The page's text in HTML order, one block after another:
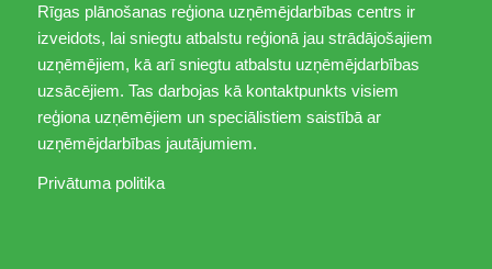
Rīgas plānošanas reģiona uzņēmējdarbības centrs ir
izveidots, lai sniegtu atbalstu reģionā jau strādājošajiem
uzņēmējiem, kā arī sniegtu atbalstu uzņēmējdarbības
uzsācējiem. Tas darbojas kā kontaktpunkts visiem
reģiona uzņēmējiem un speciālistiem saistībā ar
uzņēmējdarbības jautājumiem.
Privātuma politika